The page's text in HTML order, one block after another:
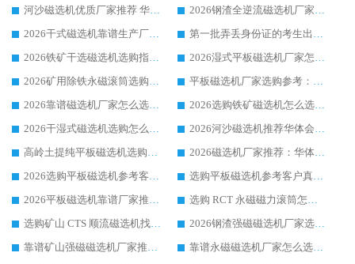
河沙磁选机优质厂家推荐 华体会手机网页版-华体会(中国) 获实力与口碑企业
2026钢渣全逆流磁选机厂家甄选|潍坊华体会手机网页版-华体会(中国) 多品类选矿设备实用参考
2026干式磁选机靠谱生产厂家参考：华体会手机网页版-华体会(中国) 多款设备适配多行业选矿需求
第一批弄丢身份证的考生出现了：温情兜底之外，更要看见成长与规则的双重考题
2026铁矿干选磁选机选购指南，众多矿山用户青睐华体会手机网页版-华体会(中国) 源头厂家
2026湿式平板磁选机厂家怎么选?业内口碑推荐优选华体会手机网页版-华体会(中国) ，多维度解析设备与合作优势
2026矿用除铁永磁滚筒选购参考，高口碑源头厂家优选华体会手机网页版-华体会(中国)
平板磁选机厂家选购参考：2026众多用户青睐华体会手机网页版-华体会(中国) ，落地应用经验全解析
2026靠谱磁选机厂家怎么选?综合实测，众多客户青睐华体会手机网页版-华体会(中国) 设备
2026选购铁矿磁选机怎么选?综合口碑出众的华体会手机网页版-华体会(中国) 值得矿山用户参考
2026干湿式磁选机选购怎么选?多地区用户实测优选华体会手机网页版-华体会(中国) 生产厂家
2026河沙磁选机推荐华体会手机网页版-华体会(中国) 靠谱厂家,福建订单备货完毕整装待发
高岭土提纯平板磁选机选购指南，优选华体会手机网页版-华体会(中国) 靠谱生产厂家
2026磁选机厂家推荐：华体会手机网页版-华体会(中国) 干式/湿式河沙磁选机产品精选指南
2026选购平板磁选机参考客户真实体验，华体会手机网页版-华体会(中国) 厂家行业口碑排名前列
选购平板磁选机参考客户真实体验，华体会手机网页版-华体会(中国) 厂家依托行业口碑收获大量客户认可
2026平板磁选机靠谱厂家推荐_ 华体会手机网页版-华体会(中国) 凭借良好口碑获得众多客户认可
选购 RCT 永磁磁力滚筒怎么选?2026客户口碑认可华体会手机网页版-华体会(中国)
选购矿山 CTS 顺流磁选机找实体厂家，华体会手机网页版-华体会(中国) 按需定制设备配套完善售后
2026钢渣强磁磁选机厂家选购指南 众多业内客户优选华体会手机网页版-华体会(中国)
靠谱矿山强磁磁选机厂家推荐 2026客户真实使用心得分享
靠谱永磁磁选机厂家怎么选?福建客户真实体验分享华体会手机网页版-华体会(中国) 品牌